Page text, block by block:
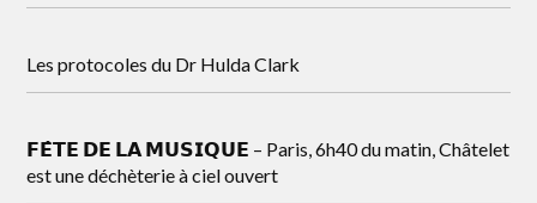
Les protocoles du Dr Hulda Clark
𝗙𝗘̂𝗧𝗘 𝗗𝗘 𝗟𝗔 𝗠𝗨𝗦𝗜𝗤𝗨𝗘 – Paris, 6h40 du matin, Châtelet
est une déchèterie à ciel ouvert